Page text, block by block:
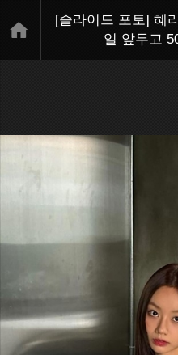
[슬라이드 포토] 혜
일 앞두고